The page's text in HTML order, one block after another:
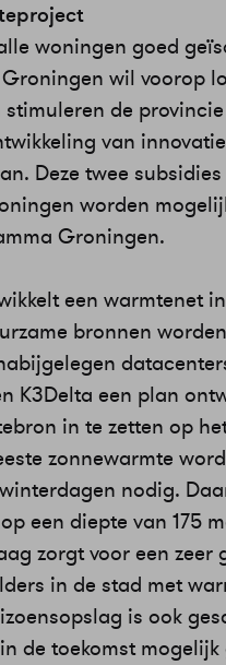
woningen goed
wil voorop
de
van
Deze twee
worden
Groningen.
een warmtenet
bronnen
K3Delta een plan
in te zetten op
zonnewarmte
nodig.
een diepte van 175
zorgt voor een zeer
in de stad met
is ook
de toekomst